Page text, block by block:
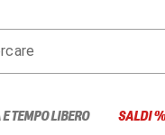
TEMPO LIBERO SALDI %